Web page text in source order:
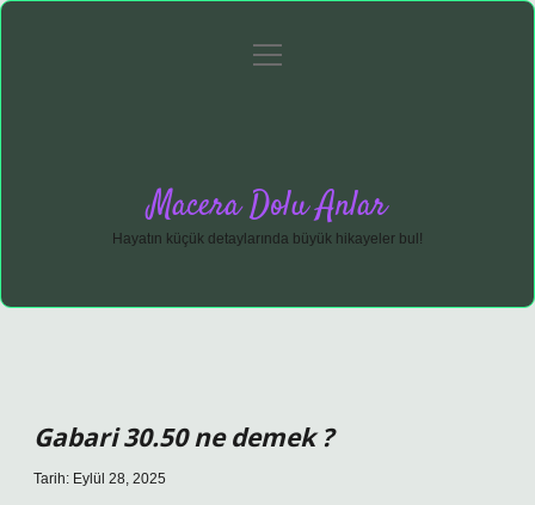
Gizlilik Politikası
menüyü
Macera Dolu Anlar
Hayatın küçük detaylarında büyük hikayeler bul!
Gabari 30.50 ne demek ?
Tarih: Eylül 28, 2025